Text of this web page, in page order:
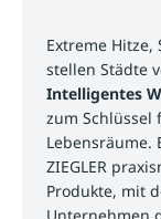
Extreme
stellen Städte
Intelligentes
zum
Lebensräume.
ZIEGLER
Produkte, mit